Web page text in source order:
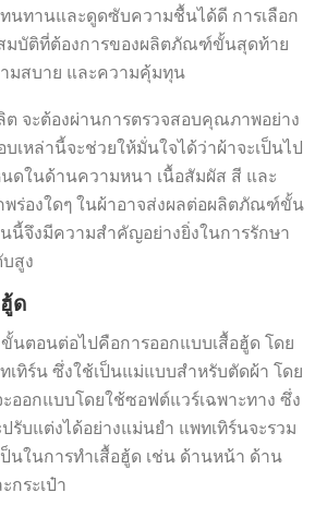
ทนทานและดูดซับความชื้นได้ดี การเลือก
บัติที่ต้องการของผลิตภัณฑ์ขั้นสุดท้าย
มสบาย และความคุ้มทุน
ต จะต้องผ่านการตรวจสอบคุณภาพอย่าง
บเหล่านี้จะช่วยให้มั่นใจได้ว่าผ้าจะเป็นไป
ดในด้านความหนา เนื้อสัมผัส สี และ
ร่องใดๆ ในผ้าอาจส่งผลต่อผลิตภัณฑ์ขั้น
จึงมีความสำคัญอย่างยิ่งในการรักษา
สูง
ด
ขั้นตอนต่อไปคือการออกแบบเสื้อฮู้ด โดย
เทิร์น ซึ่งใช้เป็นแม่แบบสำหรับตัดผ้า โดย
ออกแบบโดยใช้ซอฟต์แวร์เฉพาะทาง ซึ่ง
รับแต่งได้อย่างแม่นยำ แพทเทิร์นจะรวม
นในการทำเสื้อฮู้ด เช่น ด้านหน้า ด้าน
กระเป๋า